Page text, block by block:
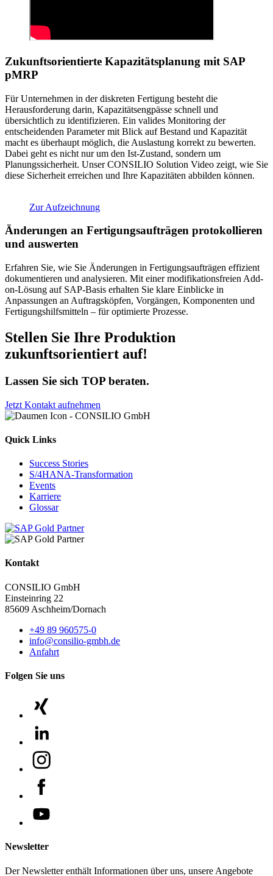
Zukunftsorientierte Kapazitätsplanung mit SAP
pMRP
Für Unternehmen in der diskreten Fertigung besteht die
Herausforderung darin, Kapazitätsengpässe schnell und
übersichtlich zu identifizieren. Ein valides Monitoring der
entscheidenden Parameter mit Blick auf Bestand und Kapazität
macht es überhaupt möglich, die Auslastung korrekt zu bewerten.
Dabei geht es nicht nur um den Ist-Zustand, sondern um
Planungssicherheit. Unser CONSILIO Solution Video zeigt, wie Sie
diese Sicherheit erreichen und Ihre Kapazitäten abbilden können.
Zur Aufzeichnung
Änderungen an Fertigungsaufträgen protokollieren
und auswerten
Erfahren Sie, wie Sie Änderungen in Fertigungsaufträgen effizient
dokumentieren und analysieren. Mit einer modifikationsfreien Add-
on-Lösung auf SAP-Basis erhalten Sie klare Einblicke in
Anpassungen an Auftragsköpfen, Vorgängen, Komponenten und
Fertigungshilfsmitteln – für optimierte Prozesse.
Stellen Sie Ihre Produktion
zukunftsorientiert auf!
Lassen Sie sich TOP beraten.
Jetzt Kontakt aufnehmen
Quick Links
Success Stories
S/4HANA-Transformation
Events
Karriere
Glossar
Kontakt
CONSILIO GmbH
Einsteinring 22
85609 Aschheim/Dornach
+49 89 960575-0
info@consilio-gmbh.de
Anfahrt
Folgen Sie uns
Newsletter
Der Newsletter enthält Informationen über uns, unsere Angebote